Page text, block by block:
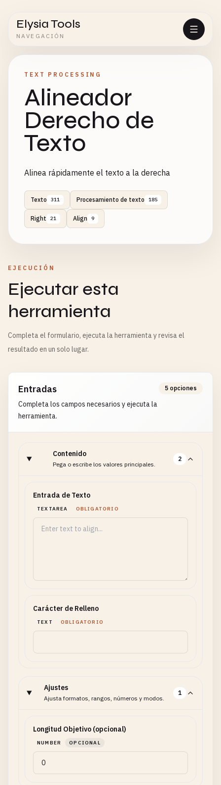
Elysia Tools
NAVEGACIÓN
TEXT PROCESSING
Alineador
Derecho de
Texto
Alinea rápidamente el texto a la derecha
Texto 311 Procesamiento de texto 185
Right 21 Align 9
EJECUCIÓN
Ejecutar esta
herramienta
Completa el formulario, ejecuta la herramienta y revisa el
resultado en un solo lugar.
Entradas
Completa los campos necesarios y ejecuta la
herramienta.
5 opciones
Contenido
Pega o escribe los valores principales.
2
Entrada de Texto
TEXTAREA OBLIGATORIO
Carácter de Relleno
TEXT OBLIGATORIO
Ajustes
Ajusta formatos, rangos, números y modos.
1
Longitud Objetivo (opcional)
NUMBER OPCIONAL